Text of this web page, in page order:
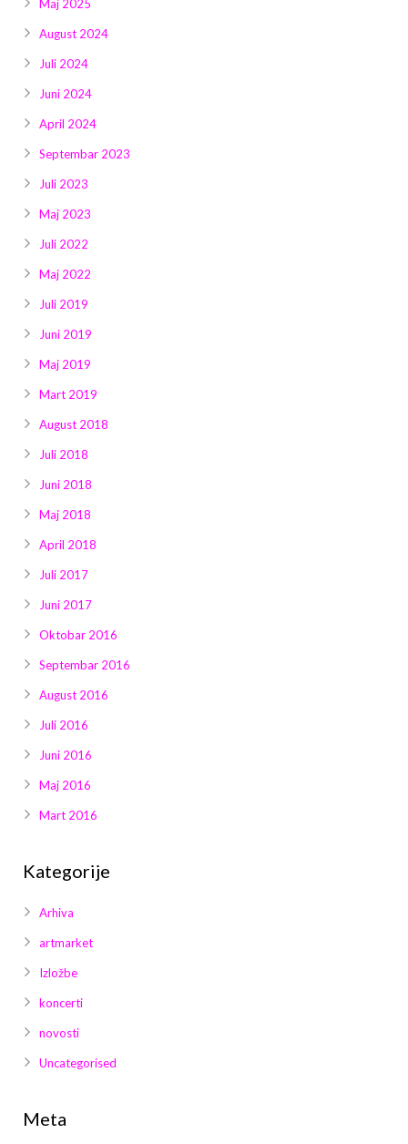
Maj 2025
August 2024
Juli 2024
Juni 2024
April 2024
Septembar 2023
Juli 2023
Maj 2023
Juli 2022
Maj 2022
Juli 2019
Juni 2019
Maj 2019
Mart 2019
August 2018
Juli 2018
Juni 2018
Maj 2018
April 2018
Juli 2017
Juni 2017
Oktobar 2016
Septembar 2016
August 2016
Juli 2016
Juni 2016
Maj 2016
Mart 2016
Kategorije
Arhiva
artmarket
Izložbe
koncerti
novosti
Uncategorised
Meta